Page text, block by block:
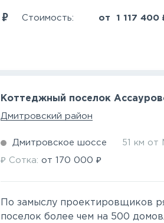
Стоимость: от1 117 400
Коттеджный поселок
Дмитровский район
Дмитровское шоссе 51 км от
₽ Сотка:от170 000 ₽
По замыслу проектировщиков
поселок более чем на 500